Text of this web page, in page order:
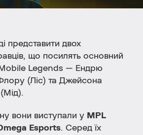
представити двох
що посилять основний
Legends — Ендрю
(Ліс) та Джейсона
вони виступали у MPL
Esports. Серед їх